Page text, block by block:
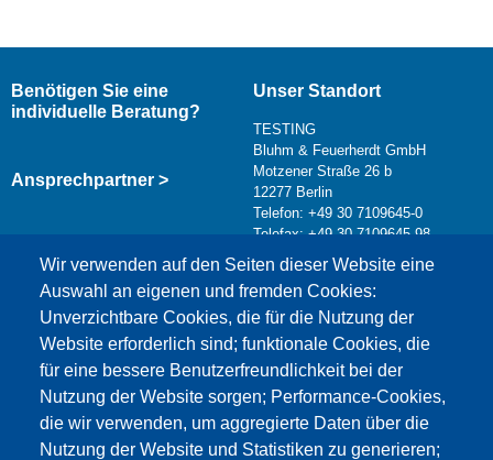
Wir verwenden auf den Seiten dieser Website eine
Auswahl an eigenen und fremden Cookies:
Unverzichtbare Cookies, die für die Nutzung der
Website erforderlich sind; funktionale Cookies, die
für eine bessere Benutzerfreundlichkeit bei der
Nutzung der Website sorgen; Performance-Cookies,
die wir verwenden, um aggregierte Daten über die
Nutzung der Website und Statistiken zu generieren;
Benötigen Sie eine
individuelle Beratung?
Ansprechpartner >
Unser Standort
TESTING
Bluhm & Feuerherdt GmbH
Motzener Straße 26 b
12277 Berlin
Telefon: +49 30 7109645-0
Telefax: +49 30 7109645-98
info@testing.de
Dieser Inhalt ist blockiert, da die Google Maps